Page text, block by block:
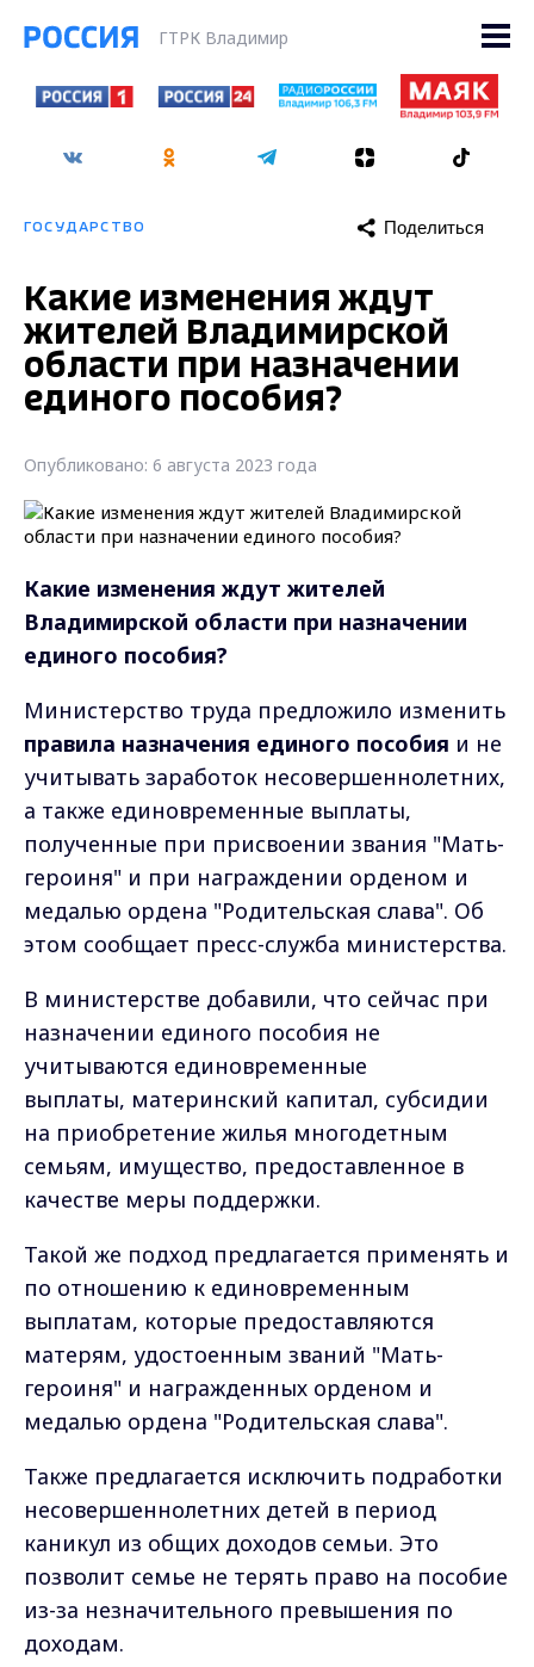
ГТРК Владимир
ГОСУДАРСТВО Поделиться
Какие изменения ждут
жителей Владимирской
области при назначении
единого пособия?
Опубликовано: 6 августа 2023 года
Какие изменения ждут жителей
Владимирской области при назначении
единого пособия?
Министерство труда предложило изменить
правила назначения единого пособия и не
учитывать заработок несовершеннолетних,
а также единовременные выплаты,
полученные при присвоении звания "Мать-
героиня" и при награждении орденом и
медалью ордена "Родительская слава". Об
этом сообщает пресс-служба министерства.
В министерстве добавили, что сейчас при
назначении единого пособия не
учитываются единовременные
выплаты, материнский капитал, субсидии
на приобретение жилья многодетным
семьям, имущество, предоставленное в
качестве меры поддержки.
Такой же подход предлагается применять и
по отношению к единовременным
выплатам, которые предоставляются
матерям, удостоенным званий "Мать-
героиня" и награжденных орденом и
медалью ордена "Родительская слава".
Также предлагается исключить подработки
несовершеннолетних детей в период
каникул из общих доходов семьи. Это
позволит семье не терять право на пособие
из-за незначительного превышения по
доходам.